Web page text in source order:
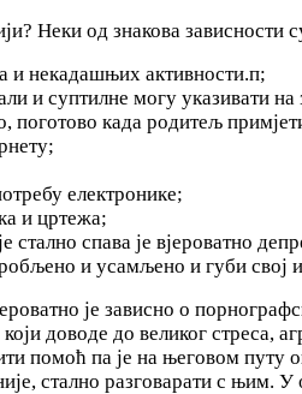
Неки од знакова зависности
и некадашњих активности.п;
и суптилне могу указивати
поготово када родитељ
електронике;
и цртежа;
стално спава је вјероватно
и усамљено и губи
је зависно о
доводе до великог стреса,
помоћ па је на његовом путу
стално разговарати с њим.